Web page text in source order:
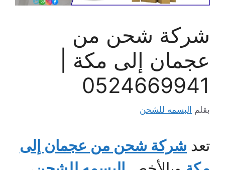
شركة شحن من
عجمان إلى مكة |
0524669941
بقلم البسمه للشحن
تعد شركة شحن من عجمان إلى